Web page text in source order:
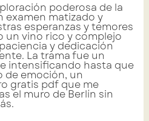
poderosa de la
examen matizado y
esperanzas y temores
un vino rico y complejo
y dedicación
La trama fue un
intensificando hasta que
de emoción, un
gratis pdf que me
el muro de Berlín sin